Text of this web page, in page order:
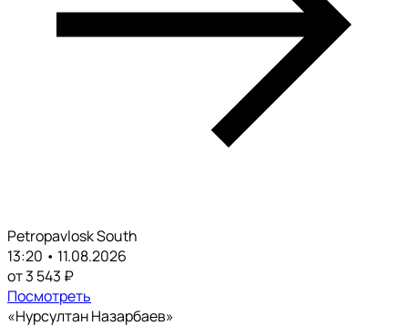
Petropavlosk South
13:20 • 11.08.2026
от 3 543 ₽
Посмотреть
«Нурсултан Назарбаев»